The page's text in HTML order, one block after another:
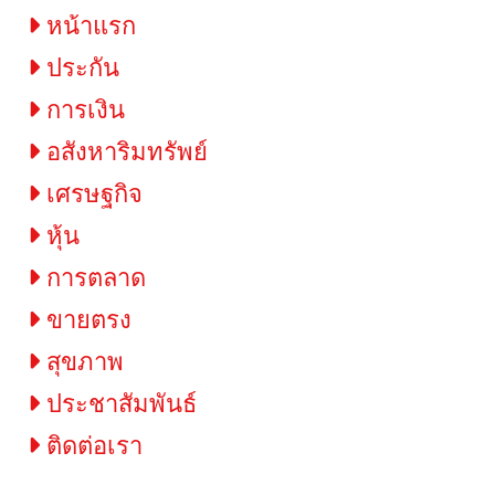
หน้าแรก
ประกัน
การเงิน
อสังหาริมทรัพย์
เศรษฐกิจ
หุ้น
การตลาด
ขายตรง
สุขภาพ
ประชาสัมพันธ์
ติดต่อเรา